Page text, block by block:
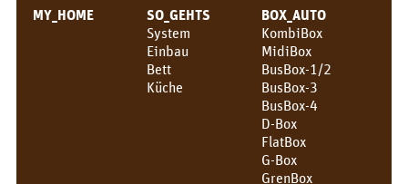
PIX_CLIPS
MY_HOME
SO_GEHTS
System
Einbau
Bett
Küche
BOX_AUTO
KombiBox
MidiBox
BusBox-1/2
BusBox-3
BusBox-4
D-Box
FlatBox
G-Box
GrenBox